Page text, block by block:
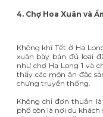
4. Chợ Hoa Xuân và
Không khí Tết ở Hạ
xuân bày bán đủ loại
như chợ Hạ Long 1 và
thấy các món ăn đặc
chưng truyền thống.
Không chỉ đơn thuần
phố còn là nơi du